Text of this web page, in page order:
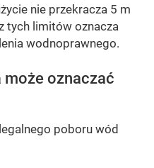
nie przekracza 5 m
tych limitów oznacza
wodnoprawnego.
może oznaczać
poboru wód